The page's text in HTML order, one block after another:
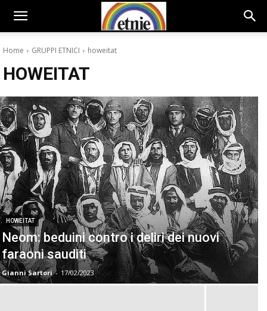
Home GRUPPI ETNICI howeitat
HOWEITAT
HOWEITAT
Neom: beduini contro i deliri dei nuovi
faraoni sauditi
Gianni Sartori - 17/02/2023